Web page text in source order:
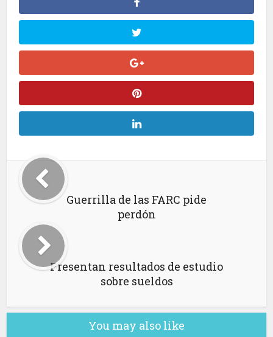
Guerrilla de las FARC pide
perdón
Presentan resultados de estudio
sobre sueldos
You may also like